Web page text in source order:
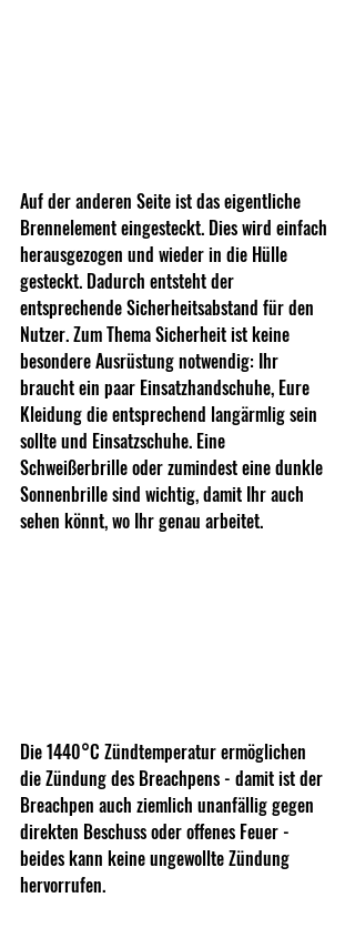
Auf der anderen Seite ist das eigentliche
Brennelement eingesteckt. Dies wird einfach
herausgezogen und wieder in die Hülle
gesteckt. Dadurch entsteht der
entsprechende Sicherheitsabstand für den
Nutzer. Zum Thema Sicherheit ist keine
besondere Ausrüstung notwendig: Ihr
braucht ein paar Einsatzhandschuhe, Eure
Kleidung die entsprechend langärmlig sein
sollte und Einsatzschuhe. Eine
Schweißerbrille oder zumindest eine dunkle
Sonnenbrille sind wichtig, damit Ihr auch
sehen könnt, wo Ihr genau arbeitet.
Die 1440°C Zündtemperatur ermöglichen
die Zündung des Breachpens - damit ist der
Breachpen auch ziemlich unanfällig gegen
direkten Beschuss oder offenes Feuer -
beides kann keine ungewollte Zündung
hervorrufen.